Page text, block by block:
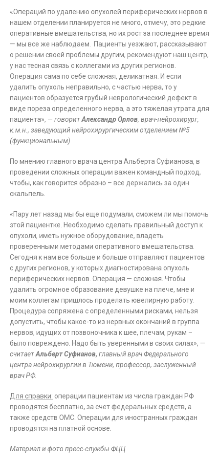
«Операций по удалению опухолей периферических нервов в
нашем отделении планируется не много, отмечу, это редкие
оперативные вмешательства, но их рост за последнее время
— мы все же наблюдаем. Пациенты уезжают, рассказывают
о решении своей проблемы другим, рекомендуют наш центр,
у нас тесная связь с коллегами из других регионов.
Операция сама по себе сложная, деликатная. И если
удалить опухоль неправильно, с частью нерва, то у
пациентов образуется грубый неврологический дефект в
виде пореза определенного нерва, а это тяжелая утрата для
пациента», — говоритАлександр Орлов, врач-нейрохирург,
к.м.н., заведующий нейрохирургическим отделением №5
(функциональным)
По мнению главного врача центра Альберта Суфианова, в
проведении сложных операции важен командный подход,
чтобы, как говорится образно – все держались за один
скальпель.
«Пару лет назад мы бы еще подумали, сможем ли мы помочь
этой пациентке. Необходимо сделать правильный доступ к
опухоли, иметь нужное оборудование, владеть
проверенными методами оперативного вмешательства.
Сегодня к нам все больше и больше отправляют пациентов
с других регионов, у которых диагностирована опухоль
периферических нервов. Операция — сложная. Чтобы
удалить огромное образование девушке на плече, мне и
моим коллегам пришлось проделать ювелирную работу.
Процедура сопряжена с определенными рисками, нельзя
допустить, чтобы какое-то из нервных окончаний в группа
нервов, идущих от позвоночника к шее, плечам, рукам –
было повреждено. Надо быть уверенными в своих силах», —
считаетАльберт Суфианов, главный врач Федерального
центра нейрохирургии в Тюмени, профессор, заслуженный
врач РФ.
Для справки: операции пациентам из числа граждан РФ
проводятся бесплатно, за счет федеральных средств, а
также средств ОМС. Операции для иностранных граждан
проводятся на платной основе.
Материал и фото пресс-службы ФЦЦ